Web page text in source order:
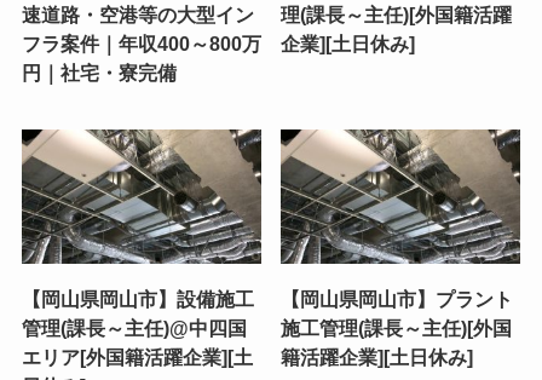
速道路・空港等の大型イン
フラ案件｜年収400～800万
円｜社宅・寮完備
理(課長～主任)[外国籍活躍
企業][土日休み]
【岡山県岡山市】設備施工
管理(課長～主任)@中四国
エリア[外国籍活躍企業][土
【岡山県岡山市】プラント
施工管理(課長～主任)[外国
籍活躍企業][土日休み]